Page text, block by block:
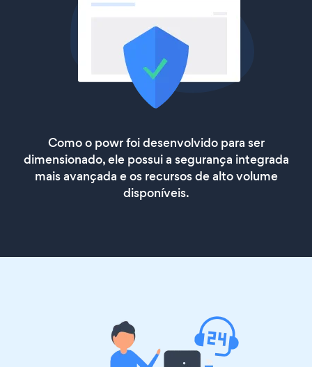
Como o powr foi desenvolvido para ser
dimensionado, ele possui a segurança integrada
mais avançada e os recursos de alto volume
disponíveis.